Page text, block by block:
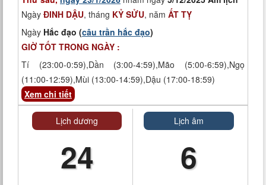
Ngày ĐINH DẬU, tháng KỶ SỬU, năm ẤT TỴ
Ngày Hắc đạo (câu trần hắc đạo)
GIỜ TỐT TRONG NGÀY :
Tí (23:00-0:59),Dần (3:00-4:59),Mão (5:00-6:59),Ngọ
(11:00-12:59),Mùi (13:00-14:59),Dậu (17:00-18:59)
Xem chi tiết
Lịch dương
24
Lịch âm
6